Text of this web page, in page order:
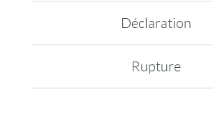
Déclaration
Rupture